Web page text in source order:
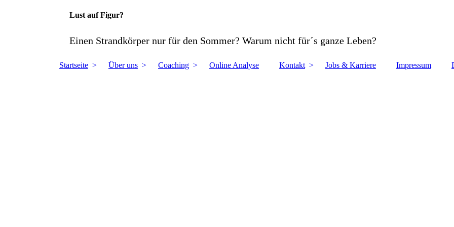
Lust auf Figur?
Einen Strandkörper nur für den Sommer? Warum nicht für´s ganze Leben?
Startseite Über uns Coaching Online Analyse Kontakt Jobs & Karriere Impressum